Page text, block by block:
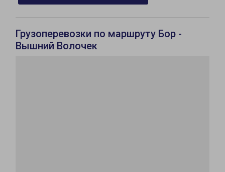
Грузоперевозки по маршруту Бор -
Вышний Волочек